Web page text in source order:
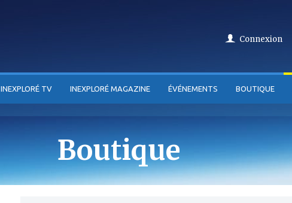
Connexion
INEXPLORÉ TV INEXPLORÉ MAGAZINE ÉVÉNEMENTS BOUTIQUE
Boutique